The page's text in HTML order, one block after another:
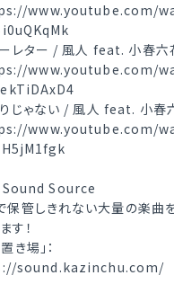
ーレター / 風人 feat. 小春六
りじゃない / 風人 feat. 小春
Source
す！
sound.kazinchu.com/